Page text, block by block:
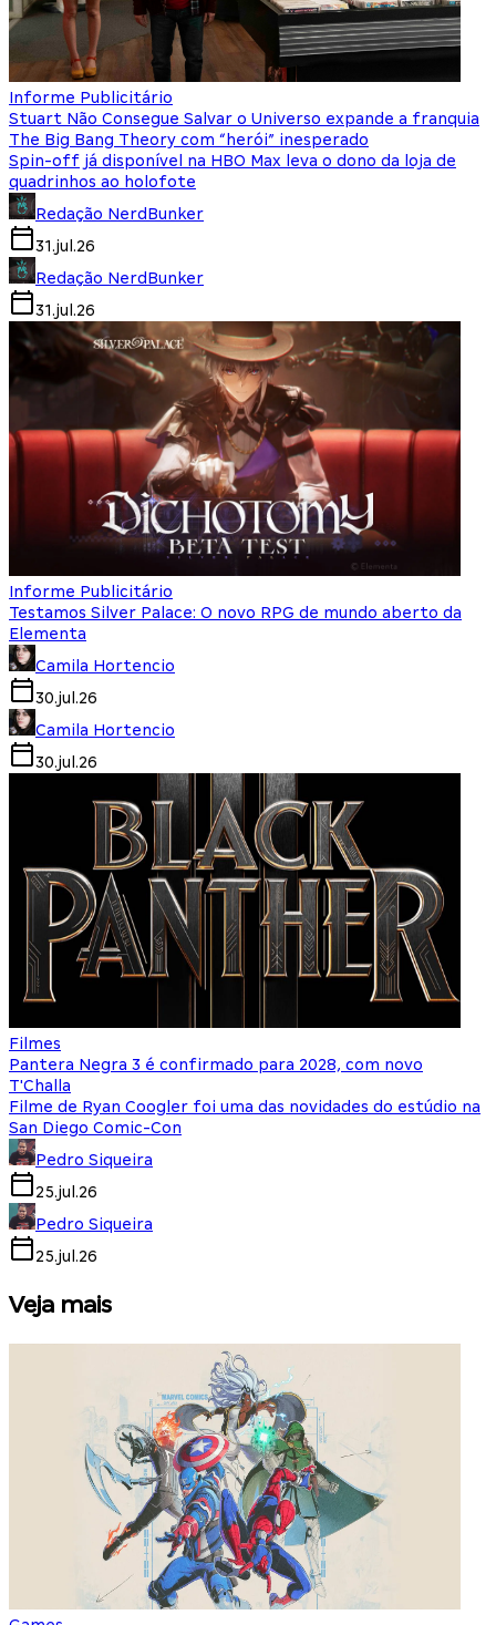
Informe Publicitário
Stuart Não Consegue Salvar o Universo expande a franquia
The Big Bang Theory com “herói” inesperado
Spin-off já disponível na HBO Max leva o dono da loja de
quadrinhos ao holofote
Redação NerdBunker
31.jul.26
Redação NerdBunker
31.jul.26
Informe Publicitário
Testamos Silver Palace: O novo RPG de mundo aberto da
Elementa
Camila Hortencio
30.jul.26
Camila Hortencio
30.jul.26
Filmes
Pantera Negra 3 é confirmado para 2028, com novo
T'Challa
Filme de Ryan Coogler foi uma das novidades do estúdio na
San Diego Comic-Con
Pedro Siqueira
25.jul.26
Pedro Siqueira
25.jul.26
Veja mais